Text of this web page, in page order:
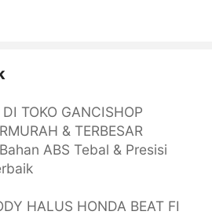
TOKO GANCISHOP
& TERBESAR
ABS Tebal & Presisi
HALUS HONDA BEAT FI